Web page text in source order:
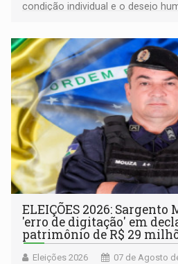
condição individual e o desejo
ELEIÇÕES 2026: Sargento
'erro de digitação' em
patrimônio de R$ 29
Eleições 2026 07 de Agosto